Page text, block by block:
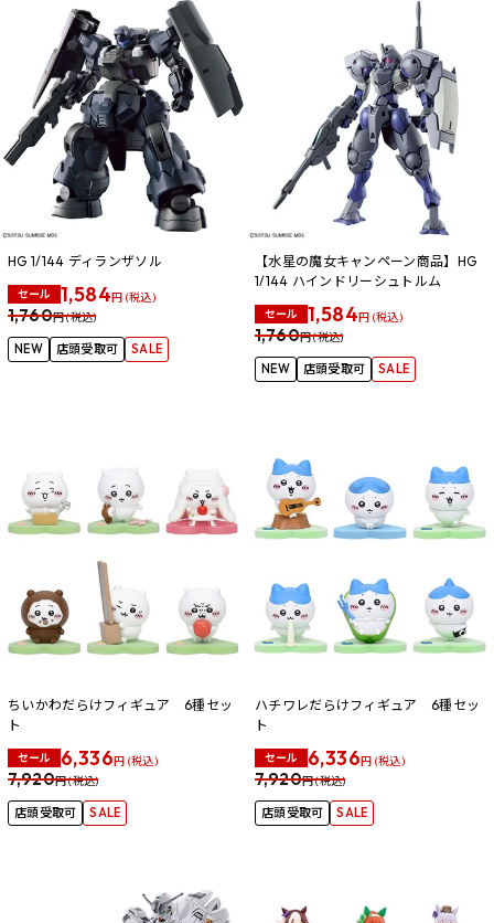
HG 1/144 ディランザソル
セール 1,584円 (税込)
1,760円 (税込)
NEW 店頭受取可 SALE
【水星の魔女キャンペーン商品】HG
1/144 ハインドリーシュトルム
セール 1,584円 (税込)
1,760円 (税込)
NEW 店頭受取可 SALE
ちいかわだらけフィギュア 6種セッ
ト
セール 6,336円 (税込)
7,920円 (税込)
店頭受取可 SALE
ハチワレだらけフィギュア 6種セッ
ト
セール 6,336円 (税込)
7,920円 (税込)
店頭受取可 SALE